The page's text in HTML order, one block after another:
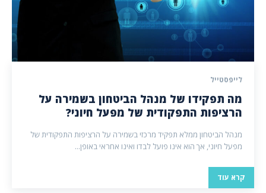
לייפסטייל
מה תפקידו של מנהל הביטחון בשמירה על
הרציפות התפקודית של מפעל חיוני?
מנהל הביטחון ממלא תפקיד מרכזי בשמירה על הרציפות התפקודית של
מפעל חיוני, אך הוא אינו פועל לבדו ואינו אחראי באופן...
קרא עוד